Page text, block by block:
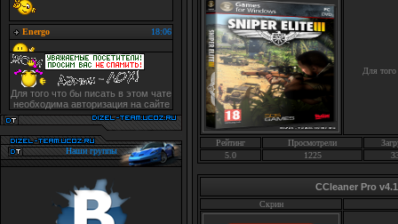
Для того что бы писать в этом чате
необходима авторизация на сайте
Наши группы
Для
Рейтинг Просмотрели
5.0
1225
CCleaner Pro
Скрин